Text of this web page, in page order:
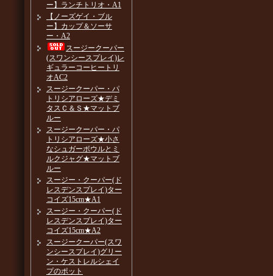
ー】ランチトリオ・A1
【ノーズゲイ・ブル
ー】カップ＆ソーサ
ー・A2
スージークーパー
(スワンシースプレイ)レ
ギュラーコーヒートリ
オAC2
スージークーパー・パ
トリシアローズ★デミ
タスＣ＆Ｓ★マットブ
ルー
スージークーパー・パ
トリシアローズ★小さ
なシュガーボウルとミ
ルクジャグ★マットブ
ルー
スージー・クーパー(ド
レスデンスプレイ)ター
コイズ15cm★A1
スージー・クーパー(ド
レスデンスプレイ)ター
コイズ15cm★A2
スージークーパー(スワ
ンシースプレイ)グリー
ン・ケストレルシェイ
プのポット